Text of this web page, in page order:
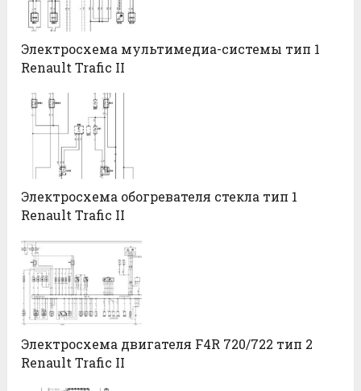
Электросхема мультимедиа-системы тип 1
Renault Trafic II
Электросхема обогревателя стекла тип 1
Renault Trafic II
Электросхема двигателя F4R 720/722 тип 2
Renault Trafic II